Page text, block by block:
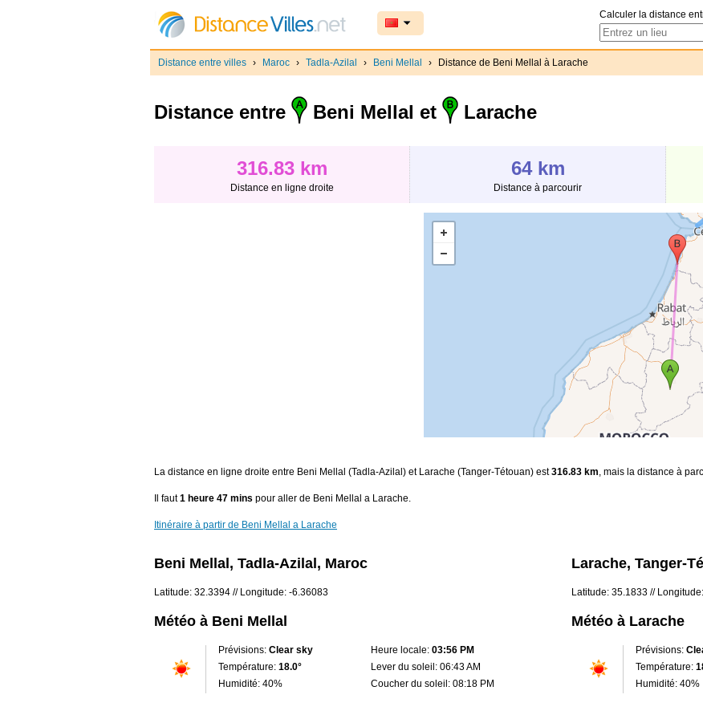
Calculer la distance
Distance entre villes › Maroc › Tadla-Azilal › Beni Mellal › Distance de Beni Mellal à Larache
Distance entre Beni Mellal et Larache
316.83 km
Distance en ligne droite
64 km
Distance à parcourir
La distance en ligne droite entre Beni Mellal (Tadla-Azilal) et Larache (Tanger-Tétouan) est316.83 km, mais la distance à
Il faut1 heure 47 mins pour aller de Beni Mellal a Larache.
Itinéraire à partir de Beni Mellal a Larache
Beni Mellal, Tadla-Azilal, Maroc
Latitude: 32.3394 // Longitude: -6.36083
Météo à Beni Mellal
Prévisions: Clear sky
Température: 18.0°
Humidité: 40%
Heure locale: 03:56 PM
Lever du soleil: 06:43 AM
Coucher du soleil: 08:18 PM
Larache, Tanger-
Latitude: 35.1833 //
Météo à Larache
Prévisions:
Température:
Humidité: 40%